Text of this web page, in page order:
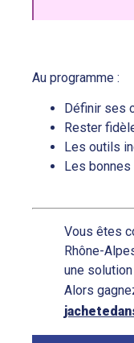
Au programme :
Définir ses
Rester
Les outils
Les
Vous êtes
Rhône-
une
Alors